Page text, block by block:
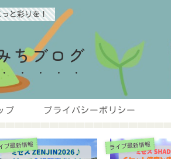
と彩りを！
ちブログ
プ プライバシーポリシー
ブ最新情報 ライブ最新情報